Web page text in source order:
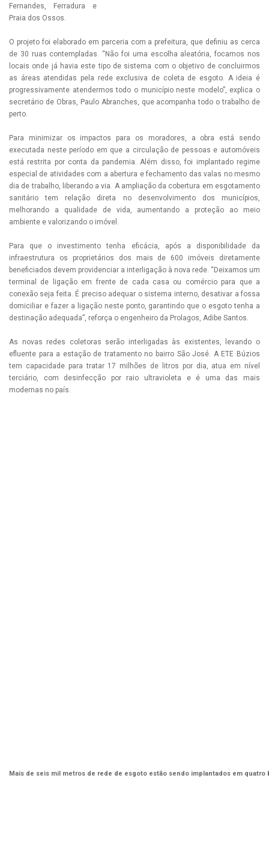
Fernandes, Ferradura e
Praia dos Ossos.
O projeto foi elaborado em parceria com a prefeitura, que definiu as cerca
de 30 ruas contempladas. “Não foi uma escolha aleatória, focamos nos
locais onde já havia este tipo de sistema com o objetivo de concluirmos
as áreas atendidas pela rede exclusiva de coleta de esgoto. A ideia é
progressivamente atendermos todo o município neste modelo”, explica o
secretário de Obras, Paulo Abranches, que acompanha todo o trabalho de
perto.
Para minimizar os impactos para os moradores, a obra está sendo
executada neste período em que a circulação de pessoas e automóveis
está restrita por conta da pandemia. Além disso, foi implantado regime
especial de atividades com a abertura e fechamento das valas no mesmo
dia de trabalho, liberando a via. A ampliação da cobertura em esgotamento
sanitário tem relação direta no desenvolvimento dos municípios,
melhorando a qualidade de vida, aumentando a proteção ao meio
ambiente e valorizando o imóvel.
Para que o investimento tenha eficácia, após a disponibilidade da
infraestrutura os proprietários dos mais de 600 imóveis diretamente
beneficiados devem providenciar a interligação à nova rede. “Deixamos um
terminal de ligação em frente de cada casa ou comércio para que a
conexão seja feita. É preciso adequar o sistema interno, desativar a fossa
domiciliar e fazer a ligação neste ponto, garantindo que o esgoto tenha a
destinação adequada”, reforça o engenheiro da Prolagos, Adibe Santos.
As novas redes coletoras serão interligadas às existentes, levando o
efluente para a estação de tratamento no bairro São José. A ETE Búzios
tem capacidade para tratar 17 milhões de litros por dia, atua em nível
terciário, com desinfecção por raio ultravioleta e é uma das mais
modernas no país.
Mais de seis mil metros de rede de esgoto estão sendo implantados em